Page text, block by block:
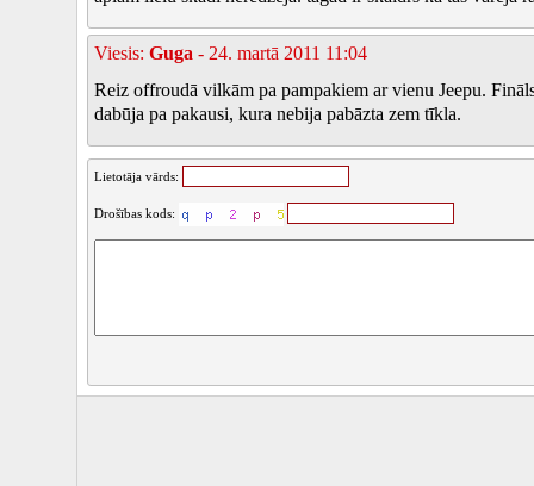
Viesis: Guga - 24. martā 2011 11:04
Reiz offroudā vilkām pa pampakiem ar vienu Jeepu.
dabūja pa pakausi, kura nebija pabāzta zem tīkla.
Lietotāja vārds:
Drošības kods: